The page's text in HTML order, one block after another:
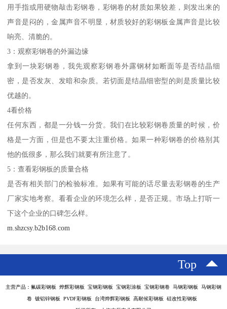
用手指或用硬物敲击彩钢卷，彩钢卷的材质如果较差，则发出来的
声音是闷的，金属声音不明显，材质较好的彩钢板金属声音是比较
响亮、清脆的。
3：观察彩钢卷的外漏边缘
拿到一块彩钢卷，我先观察彩钢卷外露钢材如断面等是否结晶细
密，是否发灰、发暗和杂质。若切面是结晶细密型的则是质量比较
优越的。
4看价格
任何东西，都是一分钱一分货。我们在比较彩钢卷质量的时候，价
格是一方面，但是也不要太注重价格。如果一种彩钢卷的价格别其
他的低很多，那么我们就要有所注意了。
5：查看彩钢板的质量合格
是否有相关部门的检验标准。如果有可能的话尽量去彩钢卷的生产
厂家实地考察。看看企业的环境怎么样，是否正规。市场上打听一
下这个企业的口碑怎么样。
m.shzcsy.b2b168.com
Top
主营产品：氟碳彩钢板 烨辉彩钢板 宝钢彩钢板 宝钢彩涂板 宝钢彩钢卷 马钢彩钢板 马钢彩钢
卷 镀铝锌钢板 PVDF彩钢板 台湾烨辉彩钢板 高耐候彩钢板 硅改性彩钢板